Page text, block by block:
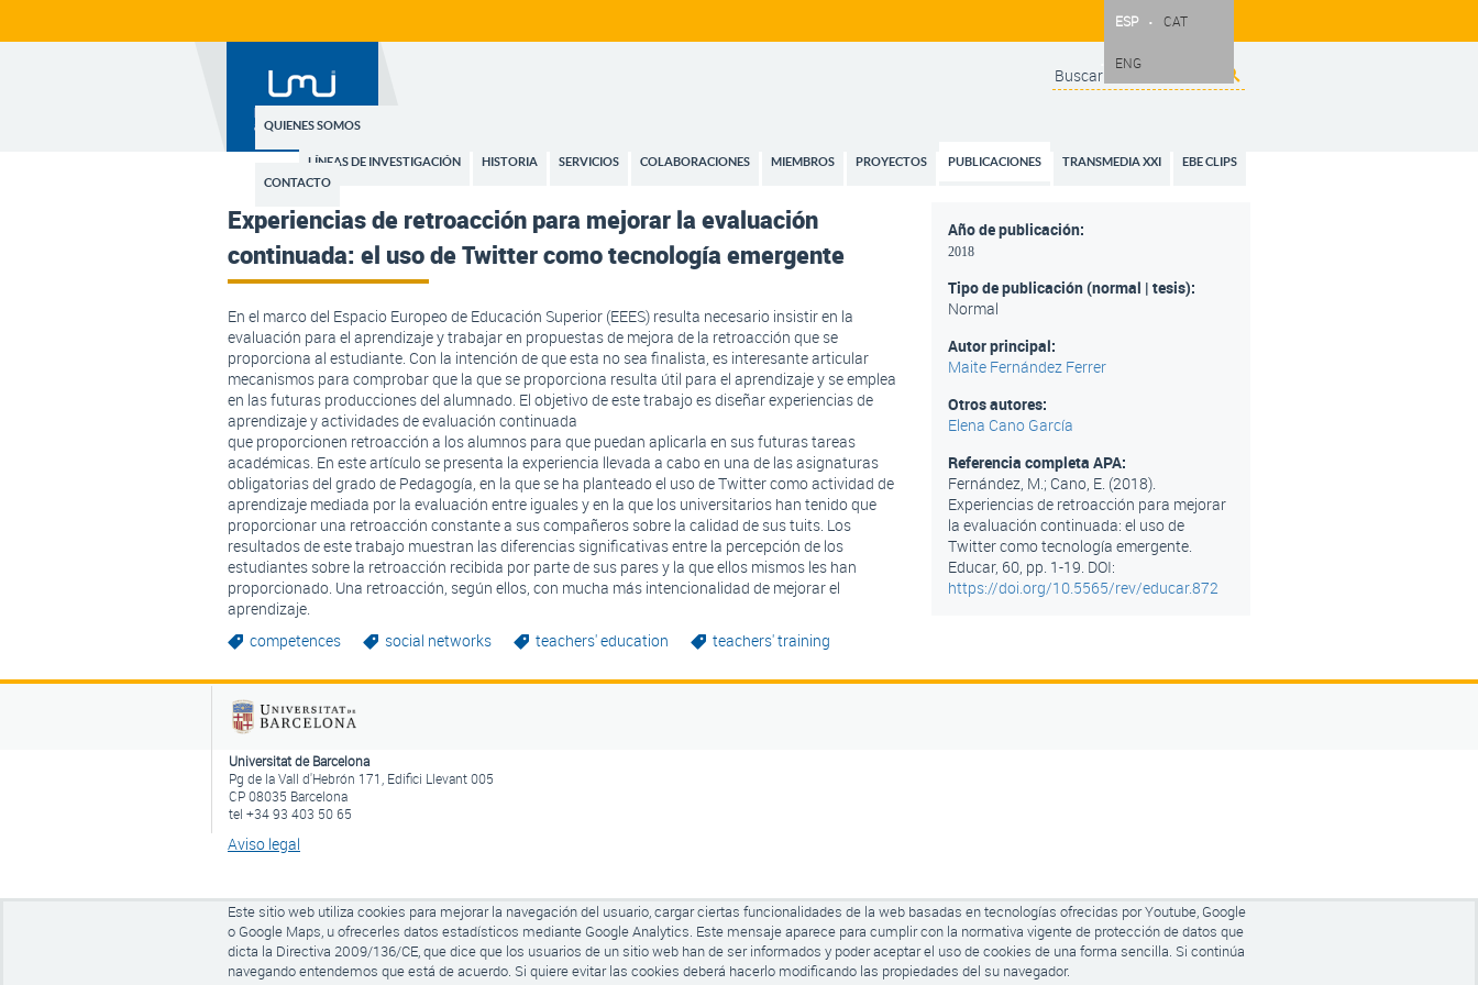
Formulario de
Search
QUIENES SOMOS
LÍNEAS DE INVESTIGACIÓN HISTORIA SERVICIOS COLABORACIONES MIEMBROS PROYECTOS PUBLICACIONES TRANSMEDIA XXI
EBE CLIPS
CONTACTO
ESP CAT
ENG
Experiencias de retroacción para mejorar la evaluación
continuada: el uso de Twitter como tecnología emergente
En el marco del Espacio Europeo de Educación Superior (EEES) resulta necesario insistir en la
evaluación para el aprendizaje y trabajar en propuestas de mejora de la retroacción que se
proporciona al estudiante. Con la intención de que esta no sea finalista, es interesante articular
mecanismos para comprobar que la que se proporciona resulta útil para el aprendizaje y se emplea
en las futuras producciones del alumnado. El objetivo de este trabajo es diseñar experiencias de
aprendizaje y actividades de evaluación continuada
que proporcionen retroacción a los alumnos para que puedan aplicarla en sus futuras tareas
académicas. En este artículo se presenta la experiencia llevada a cabo en una de las asignaturas
obligatorias del grado de Pedagogía, en la que se ha planteado el uso de Twitter como actividad de
aprendizaje mediada por la evaluación entre iguales y en la que los universitarios han tenido que
proporcionar una retroacción constante a sus compañeros sobre la calidad de sus tuits. Los
resultados de este trabajo muestran las diferencias significativas entre la percepción de los
estudiantes sobre la retroacción recibida por parte de sus pares y la que ellos mismos les han
proporcionado. Una retroacción, según ellos, con mucha más intencionalidad de mejorar el
aprendizaje.
competences
social networks teachers' education teachers' training
Año de publicación:
2018
Tipo de publicación (normal | tesis):
Normal
Autor principal:
Maite Fernández Ferrer
Otros autores:
Elena Cano García
Referencia completa APA:
Fernández, M.; Cano, E. (2018).
Experiencias de retroacción para mejorar
la evaluación continuada: el uso de
Twitter como tecnología emergente.
Educar, 60, pp. 1-19. DOI:
https://doi.org/10.5565/rev/educar.872
Universitat de Barcelona
Pg de la Vall d'Hebrón 171, Edifici Llevant 005
CP 08035 Barcelona
tel +34 93 403 50 65
Aviso legal
Este sitio web utiliza cookies para mejorar la navegación del usuario, cargar ciertas funcionalidades de la web basadas en tecnologías ofrecidas por Youtube, Google
o Google Maps, u ofrecerles datos estadísticos mediante Google Analytics. Este mensaje aparece para cumplir con la normativa vigente de protección de datos que
dicta la Directiva 2009/136/CE, que dice que los usuarios de un sitio web han de ser informados y poder aceptar el uso de cookies de una forma sencilla. Si continúa
navegando entendemos que está de acuerdo. Si quiere evitar las cookies deberá hacerlo modificando las propiedades del su navegador.